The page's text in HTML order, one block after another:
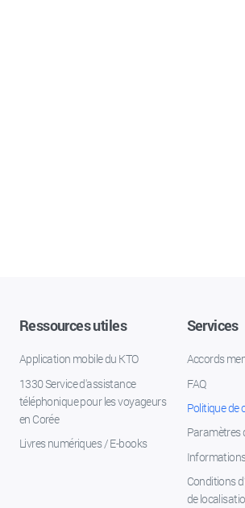
Ressources utiles
Application mobile du KTO
1330 Service d'assistance
téléphonique pour les voyageurs
en Corée
Livres numériques / E-books
Services
Accords
FAQ
Politique de
Paramètres
Conditions
de